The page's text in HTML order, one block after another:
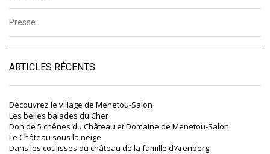
Presse
ARTICLES RÉCENTS
Découvrez le village de Menetou-Salon
Les belles balades du Cher
Don de 5 chênes du Château et Domaine de Menetou-Salon
Le Château sous la neige
Dans les coulisses du château de la famille d’Arenberg